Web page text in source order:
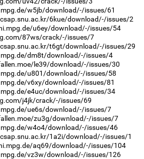
w5jb/download/-/issues/61
6kue/download/-/issues/2
u6ey/download/-/issues/54
87ws/crack/-/issues/7
t6gt/download/-/issues/29
dm8t/download/-/issues/4
le39/download/-/issues/30
u801/download/-/issues/58
v6xy/download/-/issues/81
e4uc/download/-/issues/34
j4jk/crack/-/issues/69
ue6s/download/-/issues/7
zu3g/download/-/issues/7
w4o4/download/-/issues/46
1a2i/download/-/issues/1
aq69/download/-/issues/104
vz3w/download/-/issues/126